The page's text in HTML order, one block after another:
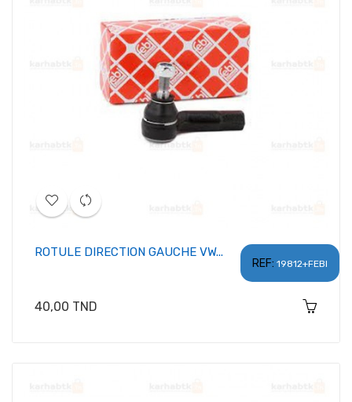
REF: 19812+FEBI
ROTULE DIRECTION GAUCHE VW...
Prix
40,00 TND